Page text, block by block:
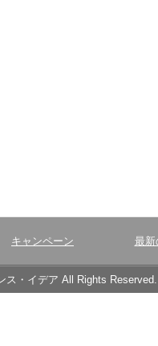
キャンペーン 最新
ス・イデア All Rights Reserved.